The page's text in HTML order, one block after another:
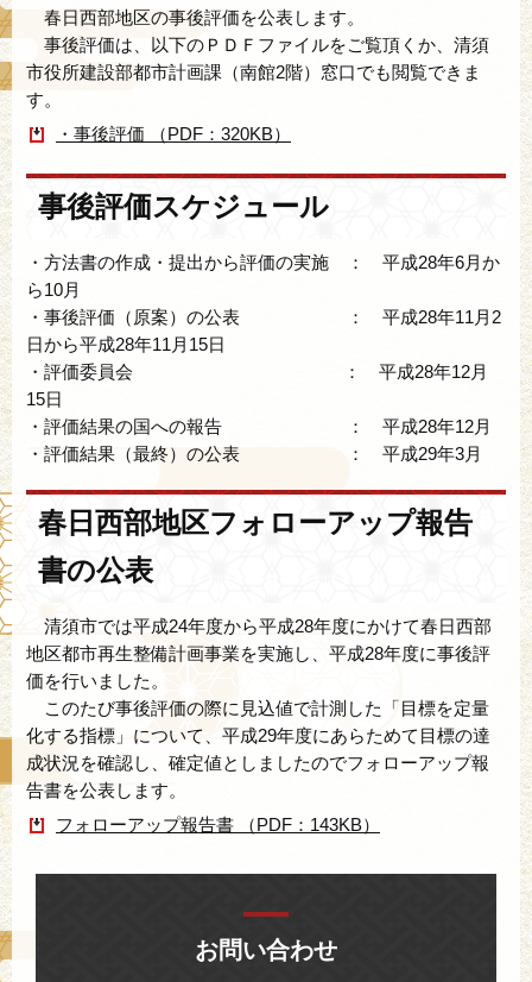
春日西部地区の事後評価を公表します。
事後評価は、以下のＰＤＦファイルをご覧頂くか、清須
市役所建設部都市計画課（南館2階）窓口でも閲覧できま
す。
・事後評価 （PDF：320KB）
事後評価スケジュール
・方法書の作成・提出から評価の実施 ： 平成28年6月か
ら10月
・事後評価（原案）の公表 ： 平成28年11月2
日から平成28年11月15日
・評価委員会 ： 平成28年12月
15日
・評価結果の国への報告 ： 平成28年12月
・評価結果（最終）の公表 ： 平成29年3月
春日西部地区フォローアップ報告
書の公表
清須市では平成24年度から平成28年度にかけて春日西部
地区都市再生整備計画事業を実施し、平成28年度に事後評
価を行いました。
このたび事後評価の際に見込値で計測した「目標を定量
化する指標」について、平成29年度にあらためて目標の達
成状況を確認し、確定値としましたのでフォローアップ報
告書を公表します。
フォローアップ報告書 （PDF：143KB）
お問い合わせ